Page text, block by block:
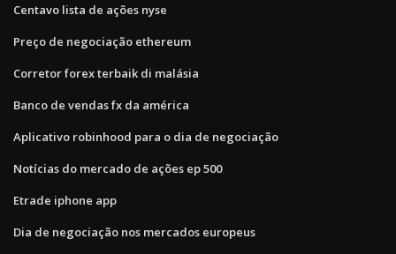
Centavo lista de ações nyse
Preço de negociação ethereum
Corretor forex terbaik di malásia
Banco de vendas fx da américa
Aplicativo robinhood para o dia de negociação
Notícias do mercado de ações ep 500
Etrade iphone app
Dia de negociação nos mercados europeus